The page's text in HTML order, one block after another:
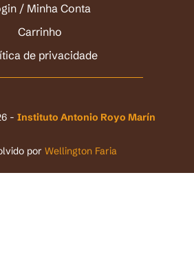
/ Minha Conta
Carrinho
de privacidade
- Instituto Antonio Royo Marín
por Wellington Faria